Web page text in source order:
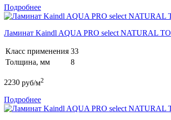
Подробнее
Ламинат Kaindl AQUA PRO select NATURAL
Класс применения 33
Толщина, мм
8
2230 руб/м2
Подробнее